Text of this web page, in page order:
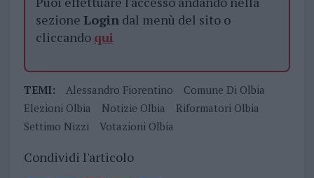
sezione Logindal menù del sito o
cliccando qui
TEMI: Alessandro Fiorentino
Comune Di Olbia
Elezioni Olbia
Notizie Olbia
Riformatori Olbia
Settimo Nizzi
Votazioni Olbia
Condividi l'articolo